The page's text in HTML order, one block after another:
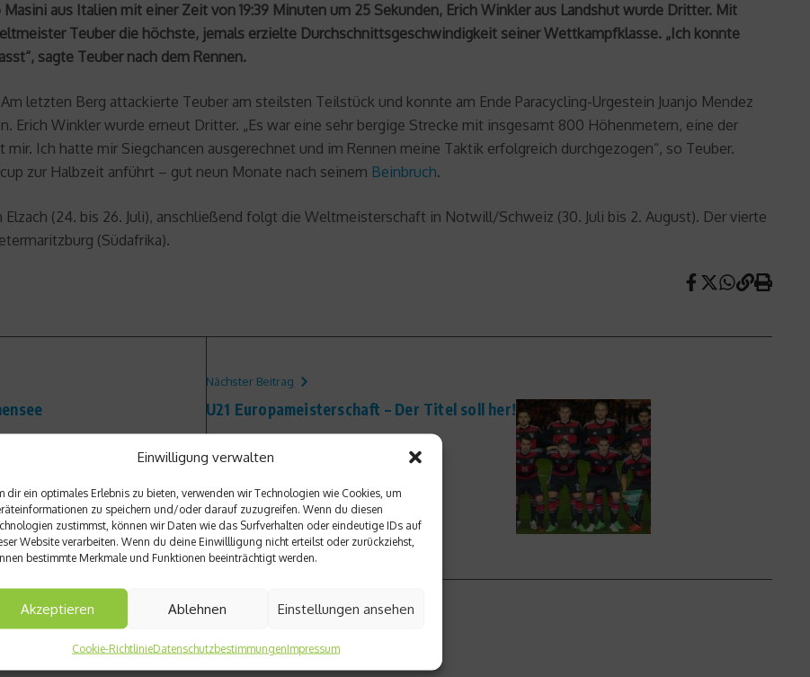
Einwilligung verwalten
dir ein optimales Erlebnis zu bieten, verwenden wir Technologien wie Cookies, um
zu speichern und/oder darauf zuzugreifen. Wenn du diesen
zustimmst, können wir Daten wie das Surfverhalten oder eindeutige IDs auf
Website verarbeiten. Wenn du deine Einwillligung nicht erteilst oder zurückziehst,
bestimmte Merkmale und Funktionen beeinträchtigt werden.
Akzeptieren Ablehnen Einstellungen ansehen
Cookie-RichtlinieDatenschutzbestimmungenImpressum
aus Italien mit einer Zeit von 19:39 Minuten um 25 Sekunden, Erich Winkler aus Landshut wurde Dritter. Mit
Teuber die höchste, jemals erzielte Durchschnittsgeschwindigkeit seiner Wettkampfklasse. „Ich konnte
sagte Teuber nach dem Rennen.
letzten Berg attackierte Teuber am steilsten Teilstück und konnte am Ende Paracycling-Urgestein Juanjo Mendez
Erich Winkler wurde erneut Dritter. „Es war eine sehr bergige Strecke mit insgesamt 800 Höhenmetern, eine der
Ich hatte mir Siegchancen ausgerechnet und im Rennen meine Taktik erfolgreich durchgezogen“, so Teuber.
zur Halbzeit anführt – gut neun Monate nach seinem Beinbruch.
(24. bis 26. Juli), anschließend folgt die Weltmeisterschaft in Notwill/Schweiz (30. Juli bis 2. August). Der vierte
(Südafrika).
Nächster Beitrag
U21 Europameisterschaft – Der Titel soll her!